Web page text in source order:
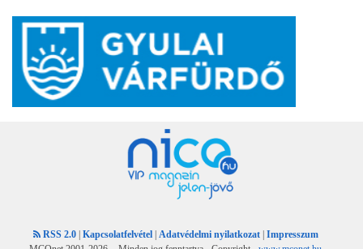
RSS 2.0 Kapcsolatfelvétel Adatvédelmi nyilatkozat
Impresszum